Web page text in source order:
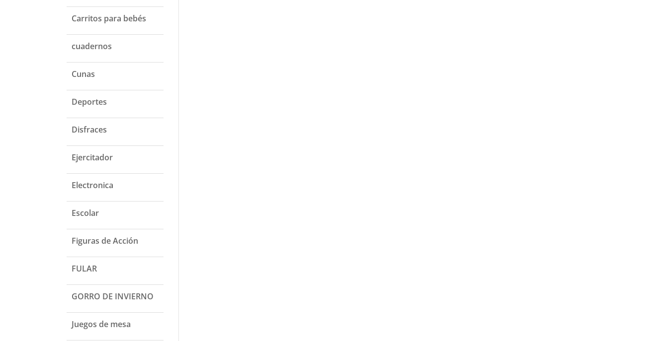
Carritos para bebés
cuadernos
Cunas
Deportes
Disfraces
Ejercitador
Electronica
Escolar
Figuras de Acción
FULAR
GORRO DE INVIERNO
Juegos de mesa